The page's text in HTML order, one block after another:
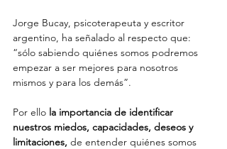
Jorge Bucay, psicoterapeuta y escritor
argentino, ha señalado al respecto que:
“sólo sabiendo quiénes somos podremos
empezar a ser mejores para nosotros
mismos y para los demás”.
Por ello la importancia de identificar
nuestros miedos, capacidades, deseos y
limitaciones, de entender quiénes somos